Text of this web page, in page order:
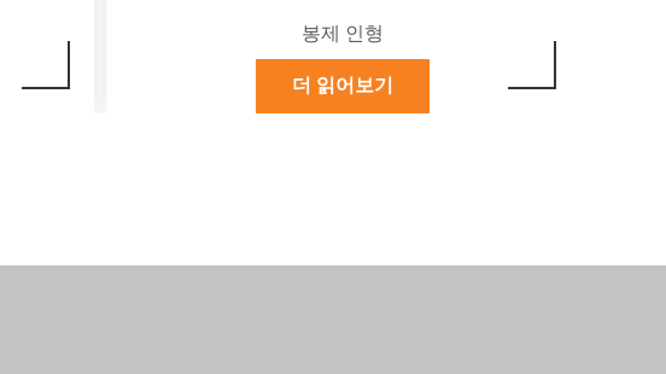
봉제 인형
더 읽어보기